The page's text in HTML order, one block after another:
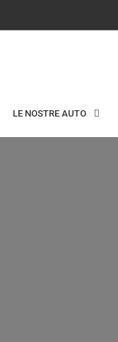
LE NOSTRE AUTO